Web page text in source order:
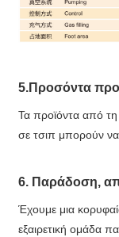
5.Προσόντα
Τα προϊόντα από
σε τσιπ μπορούν
6. Παράδοση,
Έχουμε μια
εξαιρετική ομάδα